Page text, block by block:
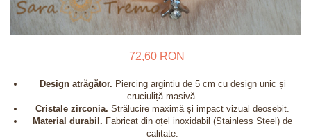
72,60 RON
Design atrăgător. Piercing argintiu de 5 cm cu design unic și
cruciuliță masivă.
Cristale zirconia. Strălucire maximă și impact vizual deosebit.
Material durabil. Fabricat din oțel inoxidabil (Stainless Steel) de
calitate.